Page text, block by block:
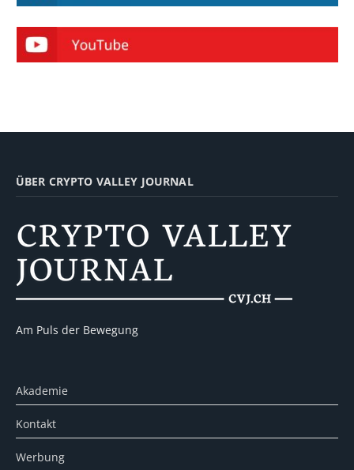
ÜBER CRYPTO VALLEY JOURNAL
Am Puls der Bewegung
Akademie
Kontakt
Werbung